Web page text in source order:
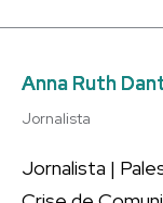
Anna Ruth
Jornalista
Jornalista |